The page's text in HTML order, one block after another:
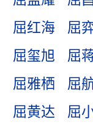
屈红海
屈
屈玺旭
屈
屈雅栖
屈
屈黄达
屈